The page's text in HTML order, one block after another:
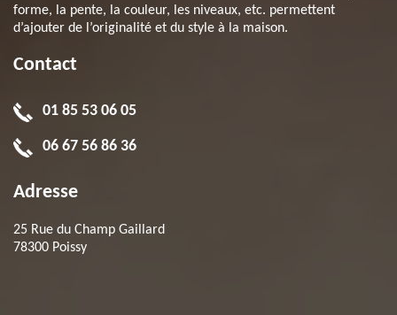
forme, la pente, la couleur, les niveaux, etc. permettent
d’ajouter de l’originalité et du style à la maison.
Contact
01 85 53 06 05
06 67 56 86 36
Adresse
25 Rue du Champ Gaillard
78300 Poissy